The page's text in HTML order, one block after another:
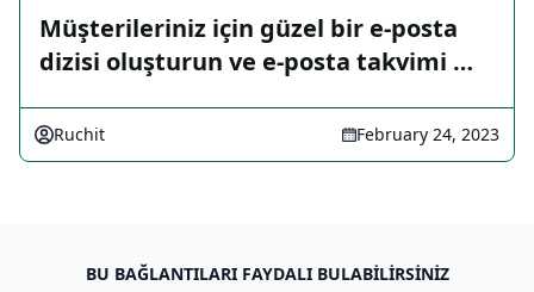
Müşterileriniz için güzel bir e-posta
dizisi oluşturun ve e-posta takvimi …
Ruchit February 24, 2023
BU BAĞLANTILARI FAYDALI BULABILIRSINIZ